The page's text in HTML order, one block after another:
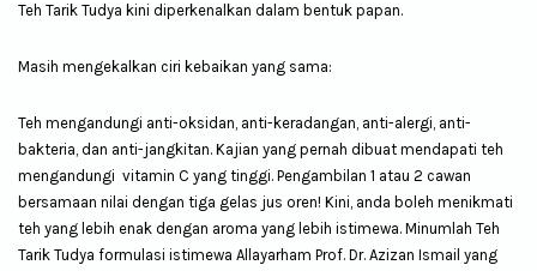
Teh Tarik Tudya kini diperkenalkan dalam bentuk papan.
Masih mengekalkan ciri kebaikan yang sama:
Teh mengandungi anti-oksidan, anti-keradangan, anti-alergi, anti-
bakteria, dan anti-jangkitan. Kajian yang pernah dibuat mendapati teh
mengandungi vitamin C yang tinggi. Pengambilan 1 atau 2 cawan
bersamaan nilai dengan tiga gelas jus oren! Kini, anda boleh menikmati
teh yang lebih enak dengan aroma yang lebih istimewa. Minumlah Teh
Tarik Tudya formulasi istimewa Allayarham Prof. Dr. Azizan Ismail yang